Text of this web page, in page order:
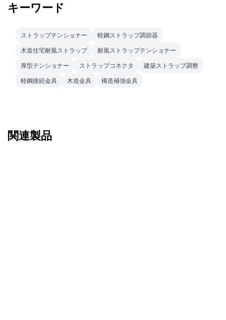
キーワード
ストラップテンショナー
軽鋼ストラップ調節器
木造住宅耐風ストラップ
耐風ストラップテンショナー
厚型テンショナー
ストラップコネクタ
建築ストラップ調整
軽鋼接続金具
木造金具 構造補強金具
関連製品